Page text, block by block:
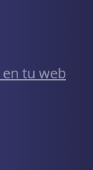
tu web